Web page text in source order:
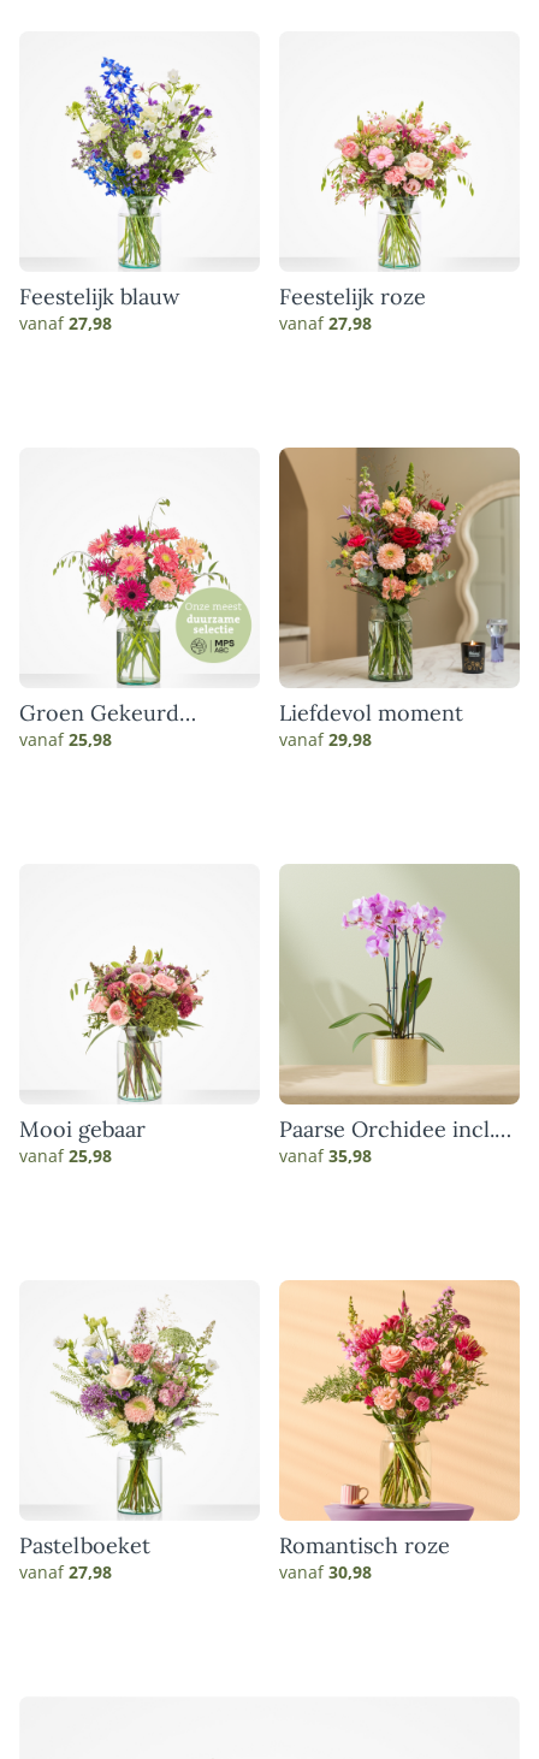
Feestelijk blauw
vanaf27,98
Feestelijk roze
vanaf27,98
Groen Gekeurd
gerbera boeket
vanaf25,98
Liefdevol moment
vanaf29,98
Mooi gebaar
vanaf25,98
Paarse Orchidee incl.
pot
vanaf35,98
Pastelboeket
vanaf27,98
Romantisch roze
vanaf30,98